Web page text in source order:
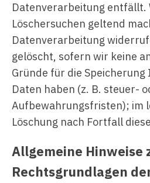
Datenverarbeitung entfällt.
Löschersuchen geltend
Datenverarbeitung
gelöscht, sofern wir keine
Gründe für die
Daten haben (z. B. steuer-
Aufbewahrungsfristen); im
Löschung nach Fortfall
Allgemeine Hinweise
Rechtsgrundlagen